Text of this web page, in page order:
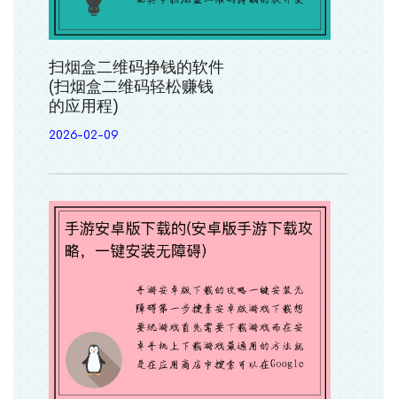
扫烟盒二维码挣钱的软件
(扫烟盒二维码轻松赚钱
的应用程)
2026-02-09